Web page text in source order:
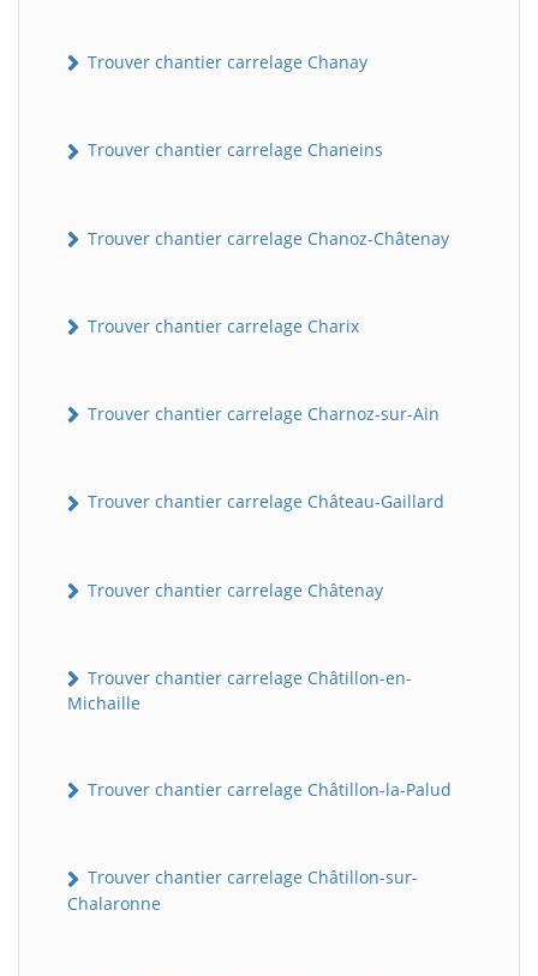
Trouver chantier carrelage Chanay
Trouver chantier carrelage Chaneins
Trouver chantier carrelage Chanoz-Châtenay
Trouver chantier carrelage Charix
Trouver chantier carrelage Charnoz-sur-Ain
Trouver chantier carrelage Château-Gaillard
Trouver chantier carrelage Châtenay
Trouver chantier carrelage Châtillon-en-
Michaille
Trouver chantier carrelage Châtillon-la-Palud
Trouver chantier carrelage Châtillon-sur-
Chalaronne